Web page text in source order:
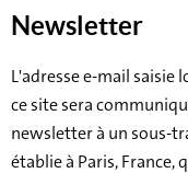
Newsletter
L'adresse e-mail saisie
ce site sera
newsletter à un sous-
établie à Paris, France,